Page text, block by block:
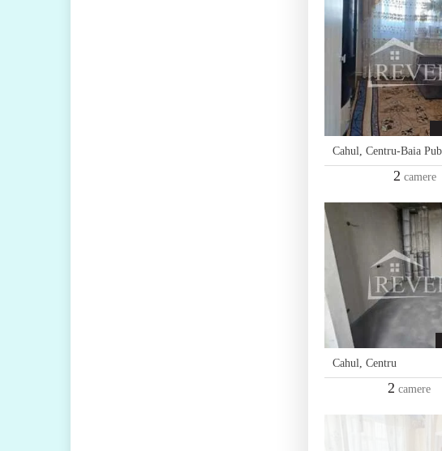
Cahul, Centru-Baia
2 camere
Cahul, Centru
2 camere